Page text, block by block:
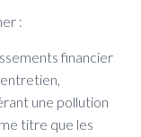
:
financier
une pollution
titre que les